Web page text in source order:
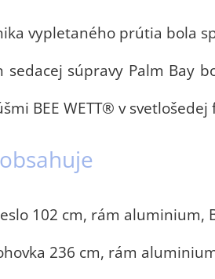
vypletaného prútia bola
sedacej súpravy Palm Bay
BEE WETT® v svetlošedej
102 cm, rám aluminium,
236 cm, rám